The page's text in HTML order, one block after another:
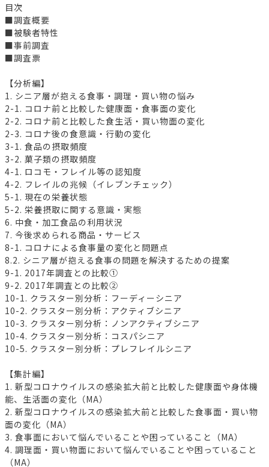
目次
■調査概要
■被験者特性
■事前調査
■調査票
【分析編】
1. シニア層が抱える食事・調理・買い物の悩み
2-1. コロナ前と比較した健康面・食事面の変化
2-2. コロナ前と比較した食生活・買い物面の変化
2-3. コロナ後の食意識・行動の変化
3-1. 食品の摂取頻度
3-2. 菓子類の摂取頻度
4-1. ロコモ・フレイル等の認知度
4-2. フレイルの兆候（イレブンチェック）
5-1. 現在の栄養状態
5-2. 栄養摂取に関する意識・実態
6. 中食・加工食品の利用状況
7. 今後求められる商品・サービス
8-1. コロナによる食事量の変化と問題点
8.2. シニア層が抱える食事の問題を解決するための提案
9-1. 2017年調査との比較①
9-2. 2017年調査との比較②
10-1. クラスター別分析：フーディーシニア
10-2. クラスター別分析：アクティブシニア
10-3. クラスター別分析：ノンアクティブシニア
10-4. クラスター別分析：コスパシニア
10-5. クラスター別分析：プレフレイルシニア
【集計編】
1. 新型コロナウイルスの感染拡大前と比較した健康面や身体機
能、生活面の変化（MA）
2. 新型コロナウイルスの感染拡大前と比較した食事面・買い物
面の変化（MA）
3. 食事面において悩んでいることや困っていること（MA）
4. 調理面・買い物面において悩んでいることや困っていること
（MA）